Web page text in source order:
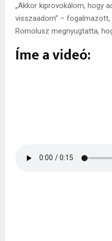
„Akkor kiprovokálom, hogy
visszaadom” –
Romolusz megnyugtatta,
Íme a videó: